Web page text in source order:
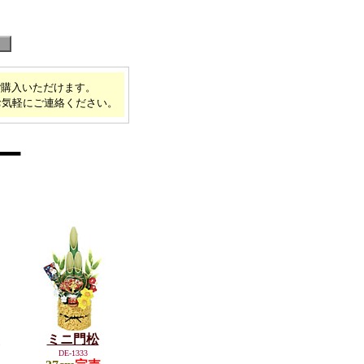
入いただけます。
軽にご連絡ください。
ミニ門松
DE-1333